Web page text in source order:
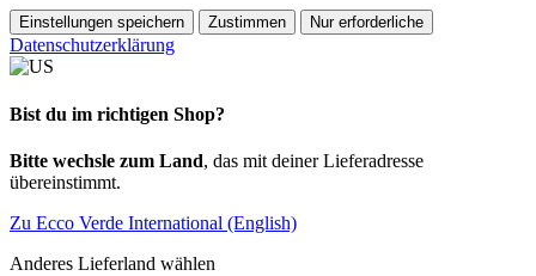
Einstellungen speichern Zustimmen Nur erforderliche
Datenschutzerklärung
Bist du im richtigen Shop?
Bitte wechsle zum Land, das mit deiner Lieferadresse
übereinstimmt.
Zu Ecco Verde International (English)
Anderes Lieferland wählen